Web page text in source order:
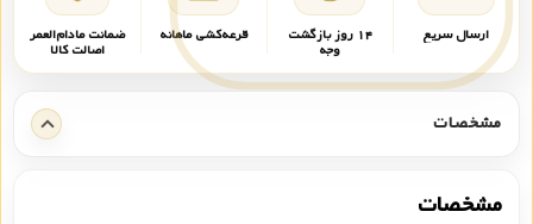
ارسال سریع ۱۴ روز بازگشت
وجه
قرعه‌کشی ماهانه ضمانت مادام‌العمر
اصالت کالا
مشخصات
مشخصات